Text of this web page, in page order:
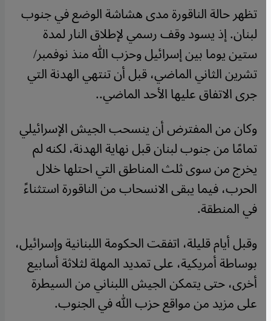
تظهر حالة الناقورة مدى هشاشة الوضع في جنوب
لبنان. إذ يسود وقف رسمي لإطلاق النار لمدة
ستين يوما بين إسرائيل وحزب الله منذ نوفمبر/
تشرين الثاني الماضي، قبل أن تنتهي الهدنة التي
جرى الاتفاق عليها الأحد الماضي..
وكان من المفترض أن ينسحب الجيش الإسرائيلي
تمامًا من جنوب لبنان قبل نهاية الهدنة، لكنه لم
يخرج من سوى ثلث المناطق التي احتلها خلال
الحرب، فيما يبقى الانسحاب من الناقورة استثناءً
في المنطقة.
وقبل أيام قليلة، اتفقت الحكومة اللبنانية وإسرائيل،
بوساطة أمريكية، على تمديد المهلة لثلاثة أسابيع
أخرى، حتى يتمكن الجيش اللبناني من السيطرة
على مزيد من مواقع حزب الله في الجنوب.